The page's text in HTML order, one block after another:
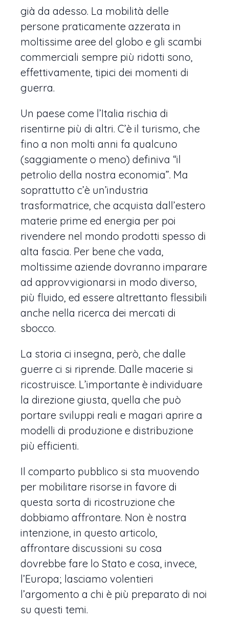
già da adesso. La mobilità delle
persone praticamente azzerata in
moltissime aree del globo e gli scambi
commerciali sempre più ridotti sono,
effettivamente, tipici dei momenti di
guerra.
Un paese come l’Italia rischia di
risentirne più di altri. C’è il turismo, che
fino a non molti anni fa qualcuno
(saggiamente o meno) definiva “il
petrolio della nostra economia”. Ma
soprattutto c’è un’industria
trasformatrice, che acquista dall’estero
materie prime ed energia per poi
rivendere nel mondo prodotti spesso di
alta fascia. Per bene che vada,
moltissime aziende dovranno imparare
ad approvvigionarsi in modo diverso,
più fluido, ed essere altrettanto flessibili
anche nella ricerca dei mercati di
sbocco.
La storia ci insegna, però, che dalle
guerre ci si riprende. Dalle macerie si
ricostruisce. L’importante è individuare
la direzione giusta, quella che può
portare sviluppi reali e magari aprire a
modelli di produzione e distribuzione
più efficienti.
Il comparto pubblico si sta muovendo
per mobilitare risorse in favore di
questa sorta di ricostruzione che
dobbiamo affrontare. Non è nostra
intenzione, in questo articolo,
affrontare discussioni su cosa
dovrebbe fare lo Stato e cosa, invece,
l’Europa; lasciamo volentieri
l’argomento a chi è più preparato di noi
su questi temi.